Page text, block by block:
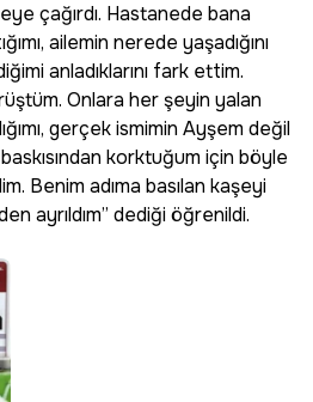
çağırdı. Hastanede bana
ailemin nerede yaşadığını
anladıklarını fark ettim.
Onlara her şeyin yalan
gerçek ismimin Ayşem değil
korktuğum için böyle
Benim adıma basılan kaşeyi
ayrıldım” dediği öğrenildi.